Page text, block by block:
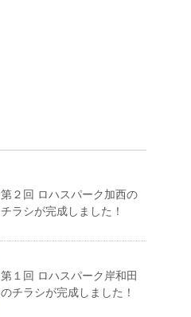
第２回 ロハスパーク加西の
チラシが完成しました！
第１回 ロハスパーク岸和田
のチラシが完成しました！